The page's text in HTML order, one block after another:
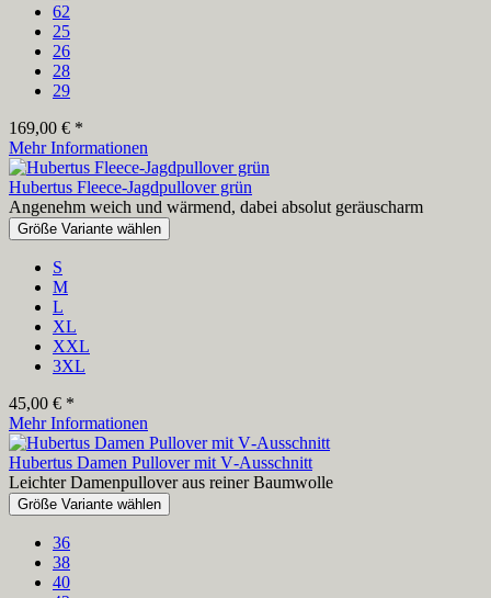
62
25
26
28
29
169,00 € *
Mehr Informationen
Hubertus Fleece-Jagdpullover grün
Angenehm weich und wärmend, dabei absolut geräuscharm
Größe Variante wählen
S
M
L
XL
XXL
3XL
45,00 € *
Mehr Informationen
Hubertus Damen Pullover mit V‑Ausschnitt
Leichter Damenpullover aus reiner Baumwolle
Größe Variante wählen
36
38
40